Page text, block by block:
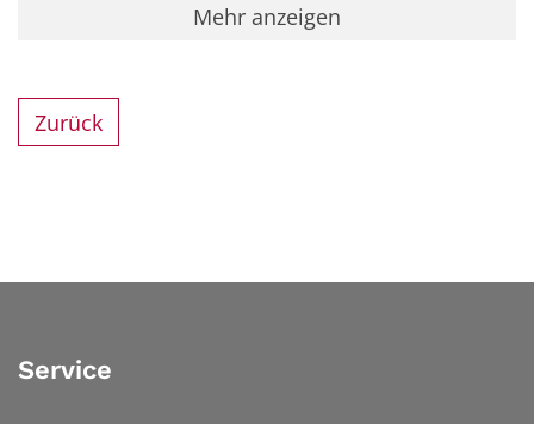
Mehr anzeigen
Zurück
Service